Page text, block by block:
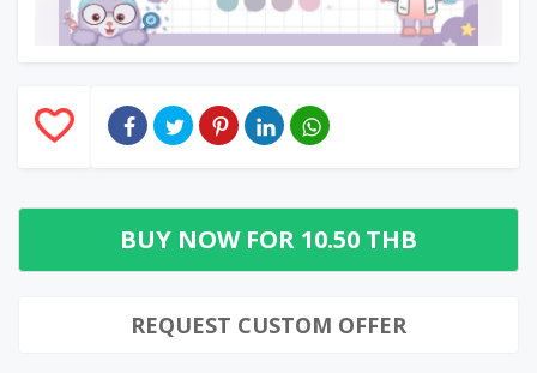
BUY NOW FOR 10.50 THB
REQUEST CUSTOM OFFER